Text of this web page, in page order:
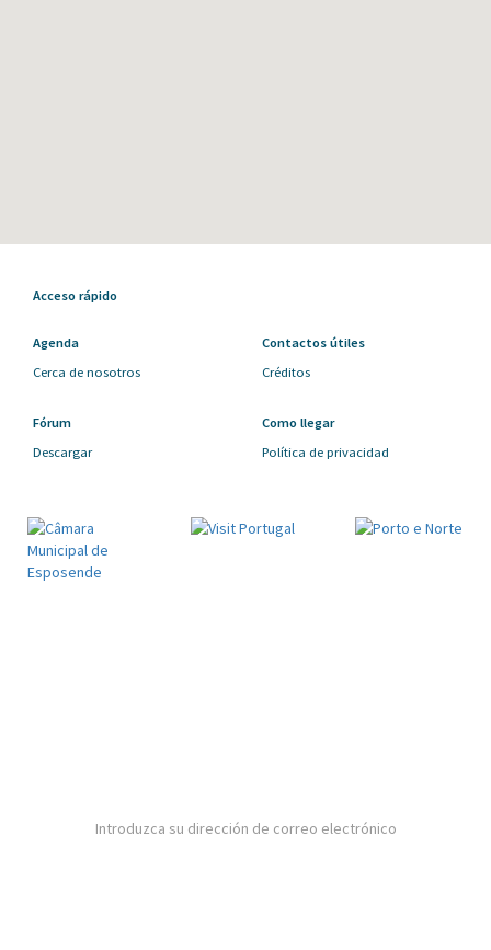
Acceso rápido
Agenda
Cerca de nosotros
Contactos útiles
Créditos
Fórum
Descargar
Como llegar
Política de privacidad